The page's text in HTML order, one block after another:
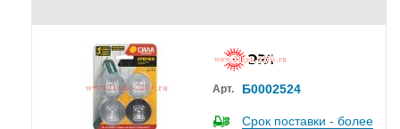
Арт. Б0002524
Срок поставки - более